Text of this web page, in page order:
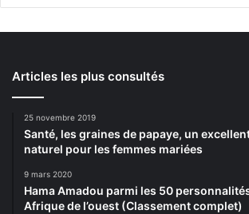
Articles les plus consultés
25 novembre 2019
Santé, les graines de papaye, un
naturel pour les femmes mariées
9 mars 2020
Hama Amadou parmi les 50
Afrique de l’ouest (Classement complet)